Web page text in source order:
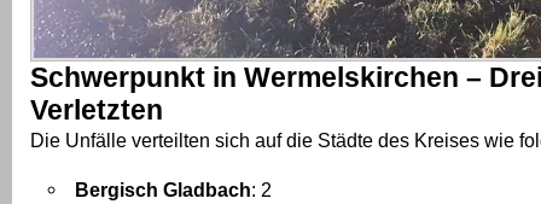
Schwerpunkt in Wermelskirchen –
Verletzten
Die Unfälle verteilten sich auf die Städte des Kreises wie
Bergisch Gladbach: 2